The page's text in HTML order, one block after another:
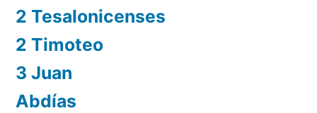
2 Tesalonicenses
2 Timoteo
3 Juan
Abdías